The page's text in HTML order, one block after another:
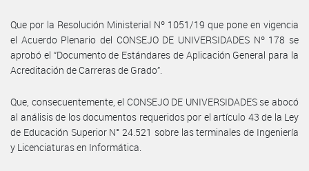
Que por la Resolución Ministerial Nº 1051/19 que pone en vigencia
el Acuerdo Plenario del CONSEJO DE UNIVERSIDADES Nº 178 se
aprobó el “Documento de Estándares de Aplicación General para la
Acreditación de Carreras de Grado”.
Que, consecuentemente, el CONSEJO DE UNIVERSIDADES se abocó
al análisis de los documentos requeridos por el artículo 43 de la Ley
de Educación Superior N° 24.521 sobre las terminales de Ingeniería
y Licenciaturas en Informática.